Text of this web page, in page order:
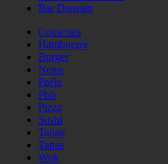
Bar Dansant
Couscous
Hamburger
Burger
Nems
Paëla
Phö
Pizza
Sushi
Tajine
Tapas
Wok